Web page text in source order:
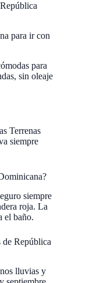
para ir con
para
sin oleaje
Terrenas
siempre
siempre
roja. La
el baño.
de República
lluvias y